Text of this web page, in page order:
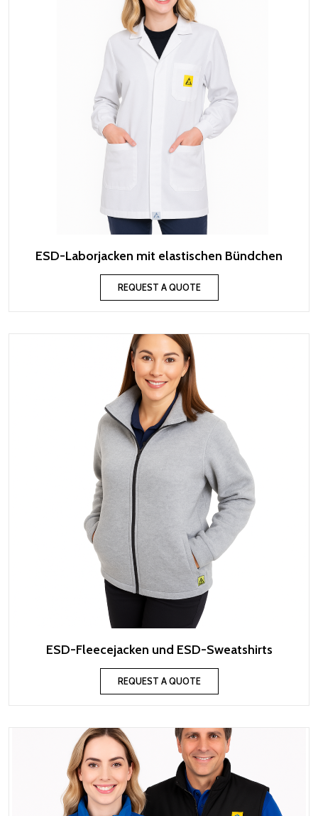
ESD-Laborjacken mit elastischen Bündchen
REQUEST A QUOTE
ESD-Fleecejacken und ESD-Sweatshirts
REQUEST A QUOTE